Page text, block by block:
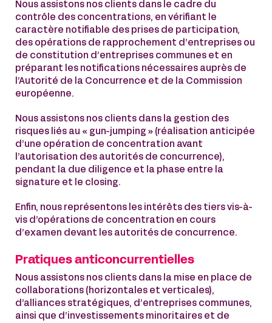
Nous assistons nos clients dans le cadre du
contrôle des concentrations, en vérifiant le
caractère notifiable des prises de participation,
des opérations de rapprochement d’entreprises ou
de constitution d’entreprises communes et en
préparant les notifications nécessaires auprès de
l’Autorité de la Concurrence et de la Commission
européenne.
Nous assistons nos clients dans la gestion des
risques liés au « gun-jumping » (réalisation anticipée
d’une opération de concentration avant
l’autorisation des autorités de concurrence),
pendant la due diligence et la phase entre la
signature et le closing.
Enfin, nous représentons les intérêts des tiers vis-à-
vis d’opérations de concentration en cours
d’examen devant les autorités de concurrence.
Pratiques anticoncurrentielles
Nous assistons nos clients dans la mise en place de
collaborations (horizontales et verticales),
d’alliances stratégiques, d’entreprises communes,
ainsi que d’investissements minoritaires et de